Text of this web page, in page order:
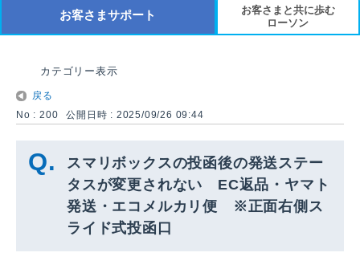
お客さまサポート
お客さまと共に歩む
ローソン
カテゴリー表示
戻る
No : 200
公開日時 : 2025/09/26 09:44
スマリボックスの投函後の発送ステー
タスが変更されない EC返品・ヤマト
発送・エコメルカリ便 ※正面右側ス
ライド式投函口